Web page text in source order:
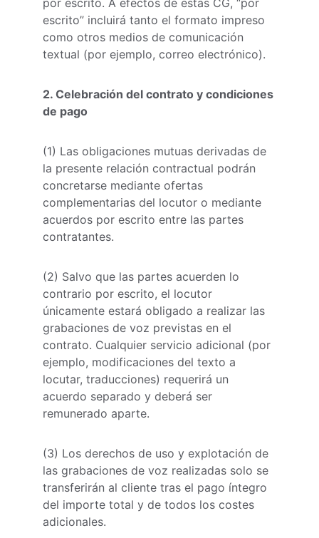
por escrito. A efectos de estas CG, “por
escrito” incluirá tanto el formato impreso
como otros medios de comunicación
textual (por ejemplo, correo electrónico).
2. Celebración del contrato y condiciones
de pago
(1) Las obligaciones mutuas derivadas de
la presente relación contractual podrán
concretarse mediante ofertas
complementarias del locutor o mediante
acuerdos por escrito entre las partes
contratantes.
(2) Salvo que las partes acuerden lo
contrario por escrito, el locutor
únicamente estará obligado a realizar las
grabaciones de voz previstas en el
contrato. Cualquier servicio adicional (por
ejemplo, modificaciones del texto a
locutar, traducciones) requerirá un
acuerdo separado y deberá ser
remunerado aparte.
(3) Los derechos de uso y explotación de
las grabaciones de voz realizadas solo se
transferirán al cliente tras el pago íntegro
del importe total y de todos los costes
adicionales.